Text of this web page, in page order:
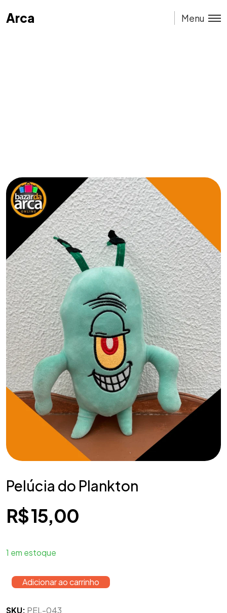
Arca
Arca Menu
Pelúcia do Plankton
R$15,00
1 em estoque
Adicionar ao carrinho
SKU: PEL-043